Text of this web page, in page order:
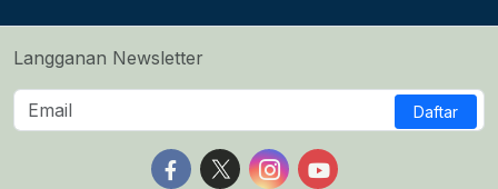
Langganan Newsletter
Daftar
Follow us on Facebook
Follow us on X
Follow us on Instagram
Follow us on